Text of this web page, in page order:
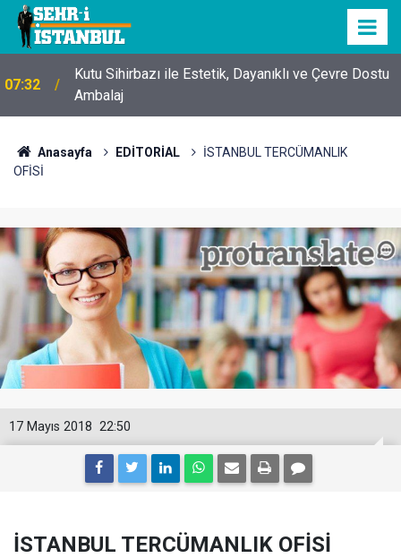
07:32
Kutu Sihirbazı ile Estetik, Dayanıklı ve Çevre Dostu
Ambalaj
Anasayfa EDİTORİAL
İSTANBUL TERCÜMANLIK
OFİSİ
22:50
17 Mayıs 2018
İSTANBUL TERCÜMANLIK OFİSİ